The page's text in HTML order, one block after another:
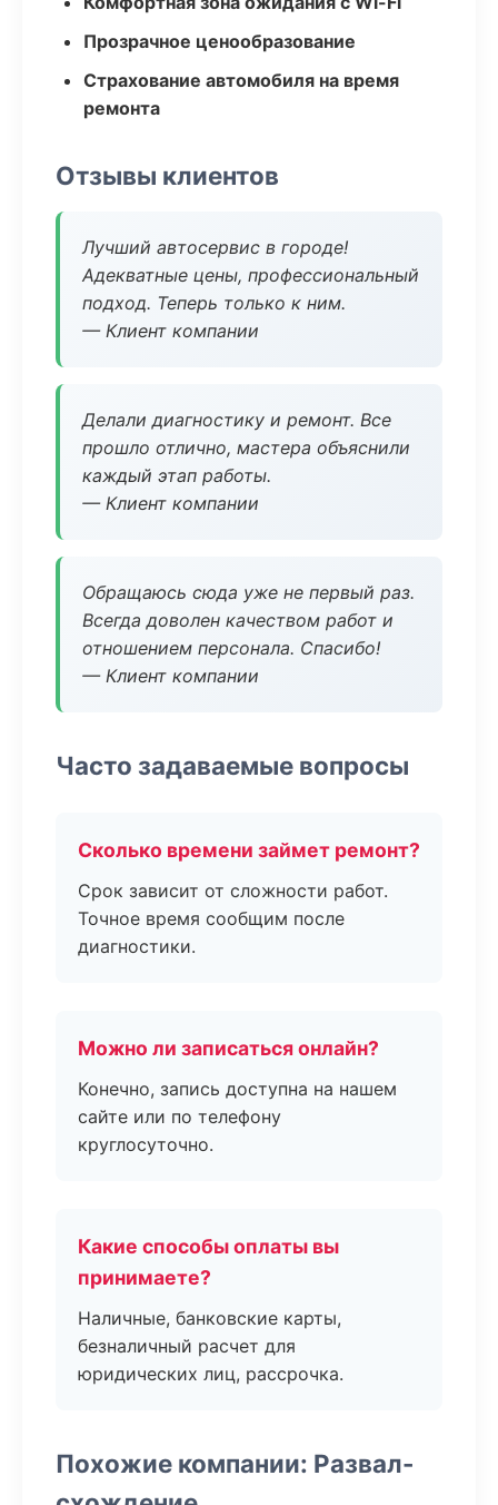
Прозрачное ценообразование
Страхование автомобиля на время
ремонта
Отзывы клиентов
Лучший автосервис в городе!
Адекватные цены, профессиональный
подход. Теперь только к ним.
— Клиент компании
Делали диагностику и ремонт. Все
прошло отлично, мастера объяснили
каждый этап работы.
— Клиент компании
Обращаюсь сюда уже не первый раз.
Всегда доволен качеством работ и
отношением персонала. Спасибо!
— Клиент компании
Часто задаваемые вопросы
Сколько времени займет ремонт?
Срок зависит от сложности работ.
Точное время сообщим после
диагностики.
Можно ли записаться онлайн?
Конечно, запись доступна на нашем
сайте или по телефону
круглосуточно.
Какие способы оплаты вы
принимаете?
Наличные, банковские карты,
безналичный расчет для
юридических лиц, рассрочка.
Похожие компании: Развал-